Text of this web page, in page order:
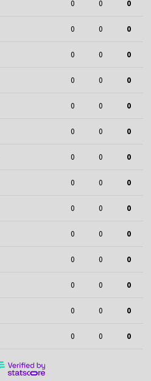
0 0 0
0 0 0
0 0 0
0 0 0
0 0 0
0 0 0
0 0 0
0 0 0
0 0 0
0 0 0
0 0 0
0 0 0
0 0 0
0 0 0